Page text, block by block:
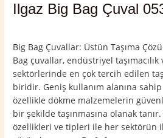
Ilgaz Big Bag Çuval
Big Bag Çuvallar: Üstün Taşıma
Bag çuvallar, endüstriyel
sektörlerinde en çok tercih edilen
biridir. Geniş kullanım alanına
özellikle dökme malzemelerin
bir şekilde taşınmasına olanak
özellikleri ve tipleri ile her sektörün